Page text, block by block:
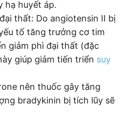
hạ huyết áp.
thất: Do angiotensin II bị
tố tăng trưởng cơ tim
giảm phì đại thất (đặc
giúp giảm tiến triển suy
nên thuốc gây tăng
bradykinin bị tích lũy sẽ